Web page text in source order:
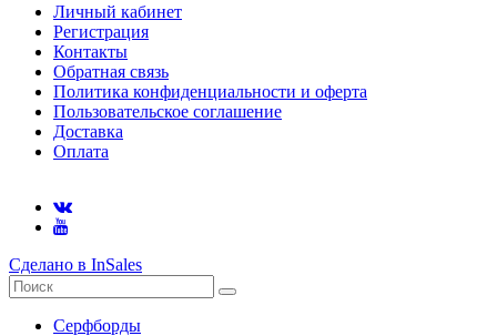
Личный кабинет
Регистрация
Контакты
Обратная связь
Политика конфиденциальности и оферта
Пользовательское соглашение
Доставка
Оплата
Сделано в InSales
Серфборды